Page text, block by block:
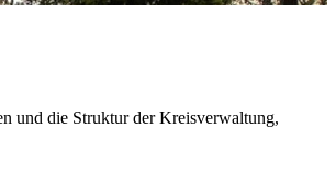
und die Struktur der Kreisverwaltung,